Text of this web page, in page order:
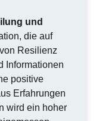
und
die auf
Resilienz
Informationen
positive
Erfahrungen
wird ein hoher